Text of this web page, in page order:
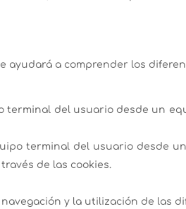
ayudará a comprender los
terminal del usuario desde un
terminal del usuario desde
de las cookies.
y la utilización de las